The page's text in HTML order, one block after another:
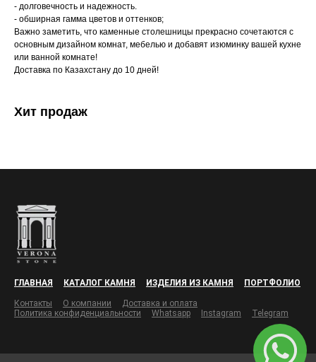
- долговечность и надежность.
- обширная гамма цветов и оттенков;
Важно заметить, что каменные столешницы прекрасно сочетаются с
основным дизайном комнат, мебелью и добавят изюминку вашей кухне
или ванной комнате!
Доставка по Казахстану до 10 дней!
Хит продаж
ГЛАВНАЯ КАТАЛОГ КАМНЯ ИЗДЕЛИЯ ИЗ КАМНЯ ПОРТФОЛИО
Контакты О компании
Доставка и оплата
Политика конфиденциальности
Whatsapp Instagram Telegram